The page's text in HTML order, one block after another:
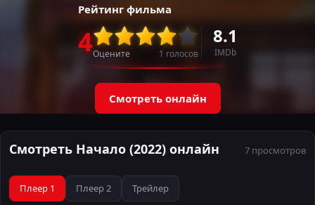
Рейтинг фильма
4Оцените 1 голосов
8.1
IMDb
Смотреть онлайн
Смотреть Начало (2022) онлайн 7 просмотров
Плеер 1 Плеер 2 Трейлер